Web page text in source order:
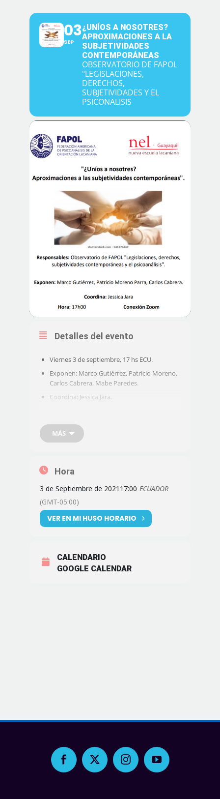
03
SEP
¿UNÍOS A NOSOTRES?
APROXIMACIONES A LA
SUBJETIVIDADES
CONTEMPORÁNEAS
OBSERVATORIO DE FAPOL
"LEGISLACIONES,
DERECHOS,
SUBJETIVIDADES Y EL
PSICONALISIS
Detalles del evento
Viernes 3 de septiembre, 17 hs ECU.
Exponen: Marco Gutiérrez, Patricio Moreno,
Carlos Cabrera, Mabe Paredes.
Coordina: Jessica Jara.
856?
pwd=cDJOWkc3N2c0UXJwczNuUUY1R1ZiUT0
ID de reunión: 832 6737 2856
MÁS
Hora
3 de Septiembre de 2021 17:00 ECUADOR
(GMT-05:00)
VER EN MI HUSO HORARIO
CALENDARIO
GOOGLE CALENDAR